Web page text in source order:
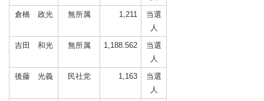
倉橋 政光
無所属 1,211
当選
人
吉田 和光
無所属 1,188.562
当選
人
後藤 光義
民社党 1,163
当選
人